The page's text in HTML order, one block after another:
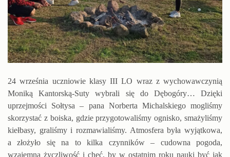
24 września uczniowie klasy III LO wraz z wychowawczynią
Moniką Kantorską-Suty wybrali się do Dębogóry… Dzięki
uprzejmości Sołtysa – pana Norberta Michalskiego mogliśmy
skorzystać z boiska, gdzie przygotowaliśmy ognisko, smażyliśmy
kiełbasy, graliśmy i rozmawialiśmy. Atmosfera była wyjątkowa,
a złożyło się na to kilka czynników – cudowna pogoda,
wzajemna życzliwość i chęć, by w ostatnim roku nauki być jak